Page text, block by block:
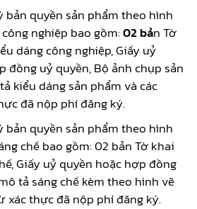
quyền sản phẩm theo hình
nghiệp bao gồm:02 bản Tờ
dáng công nghiệp, Giấy uỷ
đồng uỷ quyền, Bộ ảnh chụp sản
kiểu dáng sản phẩm và các
đã nộp phí đăng ký.
quyền sản phẩm theo hình
chế bao gồm: 02 bản Tờ khai
Giấy uỷ quyền hoặc hợp đồng
tả sáng chế kèm theo hình vẽ
xác thực đã nộp phí đăng ký.